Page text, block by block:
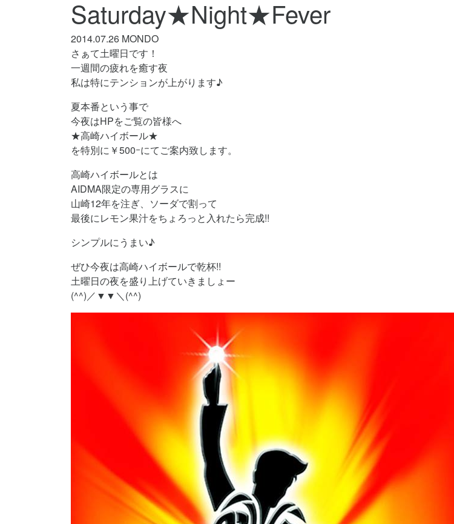
Saturday★Night★Fever
2014.07.26 MONDO
さぁて土曜日です！
一週間の疲れを癒す夜
私は特にテンションが上がります♪
夏本番という事で
今夜はHPをご覧の皆様へ
★高崎ハイボール★
を特別に￥500ｰにてご案内致します。
高崎ハイボールとは
AIDMA限定の専用グラスに
山崎12年を注ぎ、ソーダで割って
最後にレモン果汁をちょろっと入れたら完成!!
シンプルにうまい♪
ぜひ今夜は高崎ハイボールで乾杯!!
土曜日の夜を盛り上げていきましょー
(^^)／▼▼＼(^^)